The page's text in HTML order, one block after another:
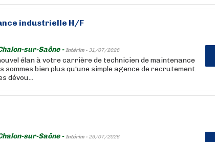
industrielle H/F
sur-Saône -Intérim - 31/07/2026
élan à votre carrière de technicien de maintenance
sommes bien plus qu'une simple agence de recrutement.
dévou...
sur-Saône -Intérim - 29/07/2026